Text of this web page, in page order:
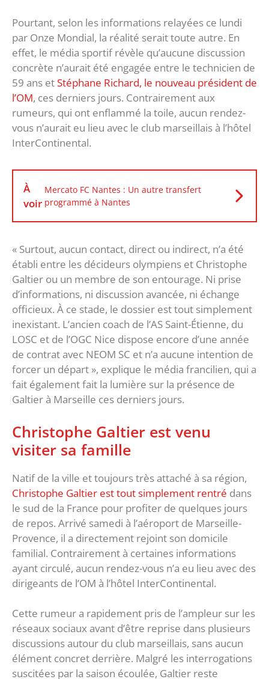
Pourtant, selon les informations relayées ce lundi
par Onze Mondial, la réalité serait toute autre. En
effet, le média sportif révèle qu’aucune discussion
concrète n’aurait été engagée entre le technicien de
59 ans etStéphane Richard, le nouveau président de
l’OM, ces derniers jours. Contrairement aux
rumeurs, qui ont enflammé la toile, aucun rendez-
vous n’aurait eu lieu avec le club marseillais à l’hôtel
InterContinental.
À
voir
Mercato FC Nantes : Un autre transfert
programmé à Nantes
« Surtout, aucun contact, direct ou indirect, n’a été
établi entre les décideurs olympiens et Christophe
Galtier ou un membre de son entourage. Ni prise
d’informations, ni discussion avancée, ni échange
officieux. À ce stade, le dossier est tout simplement
inexistant. L’ancien coach de l’AS Saint-Étienne, du
LOSC et de l’OGC Nice dispose encore d’une année
de contrat avec NEOM SC et n’a aucune intention de
forcer un départ », explique le média francilien, qui a
fait également fait la lumière sur la présence de
Galtier à Marseille ces derniers jours.
Christophe Galtier est venu
visiter sa famille
Natif de la ville et toujours très attaché à sa région,
Christophe Galtier est tout simplement rentré dans
le sud de la France pour profiter de quelques jours
de repos. Arrivé samedi à l’aéroport de Marseille-
Provence, il a directement rejoint son domicile
familial. Contrairement à certaines informations
ayant circulé, aucun rendez-vous n’a eu lieu avec des
dirigeants de l’OM à l’hôtel InterContinental.
Cette rumeur a rapidement pris de l’ampleur sur les
réseaux sociaux avant d’être reprise dans plusieurs
discussions autour du club marseillais, sans aucun
élément concret derrière. Malgré les interrogations
suscitées par la saison écoulée, Galtier reste